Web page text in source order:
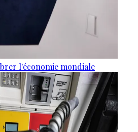
l'économie mondiale